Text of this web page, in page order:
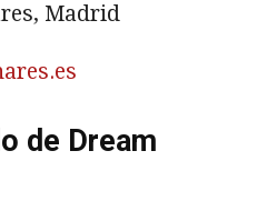
Madrid
de Dream